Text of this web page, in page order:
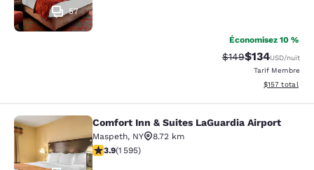
57
Économisez 10 %
Tarif barré :
$149Tarif réduit :
$134USD/nuit
Tarif Membre
Afficher les
$157 total
Comfort Inn & Suites LaGuardia
Comfort Inn & Suites LaGuardia Airport
Maspeth, NY
8.72 km
3.9 étoiles. Bien. 1595 commentaires
3.9(1 595)